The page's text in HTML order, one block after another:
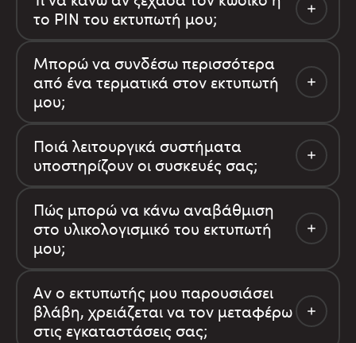
το PIN του εκτυπωτή μου;
Μπορώ να συνδέσω περισσότερα
από ένα τερματικά στον εκτυπωτή
μου;
Ποιά λειτουργικά συστήματα
υποστηρίζουν οι συσκευές σας;
Πώς μπορώ να κάνω αναβάθμιση
στο υλικολογισμικό του εκτυπωτή
μου;
Αν ο εκτυπωτής μου παρουσιάσει
βλάβη, χρειάζεται να τον μεταφέρω
στις εγκαταστάσεις σας;